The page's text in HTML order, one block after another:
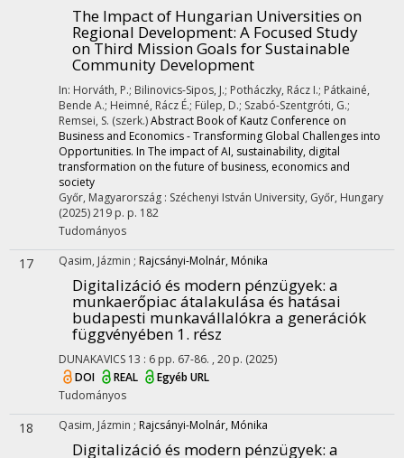
The Impact of Hungarian Universities on
Regional Development: A Focused Study
on Third Mission Goals for Sustainable
Community Development
In: Horváth, P.; Bilinovics-Sipos, J.; Potháczky, Rácz I.; Pátkainé,
Bende A.; Heimné, Rácz É.; Fülep, D.; Szabó-Szentgróti, G.;
Remsei, S. (szerk.)Abstract Book of Kautz Conference on
Business and Economics - Transforming Global Challenges into
Opportunities. In The impact of AI, sustainability, digital
transformation on the future of business, economics and
society
Győr, Magyarország : Széchenyi István University, Győr, Hungary
(2025)219 p. p. 182
Tudományos
17 Qasim, Jázmin ; Rajcsányi-Molnár, Mónika
Digitalizáció és modern pénzügyek: a
munkaerőpiac átalakulása és hatásai
budapesti munkavállalókra a generációk
függvényében 1. rész
DUNAKAVICS 13 : 6 pp. 67-86. , 20 p. (2025)
DOI
REAL
Egyéb URL
Tudományos
18 Qasim, Jázmin ; Rajcsányi-Molnár, Mónika
Digitalizáció és modern pénzügyek: a